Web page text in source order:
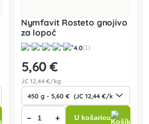
Nymfavit Rosteto gnojivo
za lopoč
4.0(1)
5,60 €
JC 12,44 €/kg
− + U košaricu